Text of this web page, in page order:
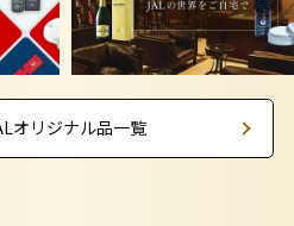
オリジナル品一覧